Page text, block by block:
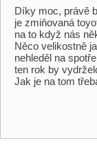
Díky moc, právě
je zmiňovaná
na to když nás
Něco velikostně
nehleděl na
ten rok by
Jak je na tom